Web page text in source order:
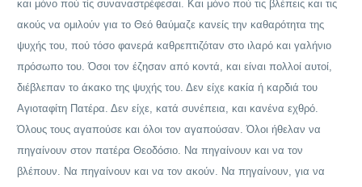
και μόνο πού τίς συναναστρέφεσαι. Και μόνο πού τις βλέπεις και τις
ακούς να ομιλούν για το Θεό θαύμαζε κανείς την καθαρότητα της
ψυχής του, πού τόσο φανερά καθρεπτιζόταν στο ιλαρό και γαλήνιο
πρόσωπο του. Όσοι τον έζησαν από κοντά, και είναι πολλοί αυτοί,
διέβλεπαν το άκακο της ψυχής του. Δεν είχε κακία ή καρδιά του
Αγιοταφίτη Πατέρα. Δεν είχε, κατά συνέπεια, και κανένα εχθρό.
Όλους τους αγαπούσε και όλοι τον αγαπούσαν. Όλοι ήθελαν να
πηγαίνουν στον πατέρα Θεοδόσιο. Να πηγαίνουν και να τον
βλέπουν. Να πηγαίνουν και να τον ακούν. Να πηγαίνουν, για να